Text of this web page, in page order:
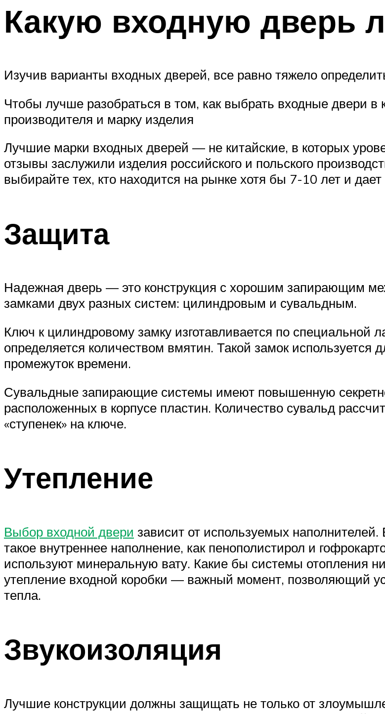
Какую входную дверь
Изучив варианты входных дверей, все равно тяжело
Чтобы лучше разобраться в том, как выбрать входные двери в
производителя и марку изделия
Лучшие марки входных дверей — не китайские, в которых
отзывы заслужили изделия российского и польского
выбирайте тех, кто находится на рынке хотя бы 7-10 лет и
Защита
Надежная дверь — это конструкция с хорошим запирающим
замками двух разных систем: цилиндровым и сувальдным.
Ключ к цилиндровому замку изготавливается по специальной
определяется количеством вмятин. Такой замок
промежуток времени.
Сувальдные запирающие системы имеют повышенную
расположенных в корпусе пластин. Количество сувальд
«ступенек» на ключе.
Утепление
Выбор входной двери зависит от используемых наполнителей.
такое внутреннее наполнение, как пенополистирол и
используют минеральную вату. Какие бы системы отопления
утепление входной коробки — важный момент, позволяющий
тепла.
Звукоизоляция
Лучшие конструкции должны защищать не только от